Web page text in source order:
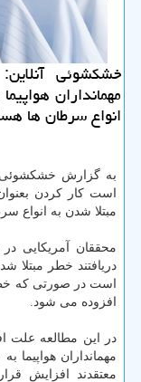
خشكشوئی
مهمانداران
انواع سرطان ها
به گزارش خشكشوئی
است كار كردن
مبتلا شدن به انواع
افزوده می شود.
در این مطالعه علت
مهمانداران
معتقدند افزایش